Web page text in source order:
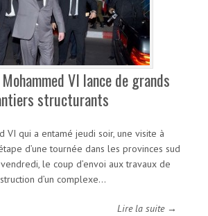
VI lance de grands
structurants
VI qui a entamé jeudi soir, une visite à
d’une tournée dans les provinces sud
le coup d’envoi aux travaux de
d’un complexe…
Lire la suite →